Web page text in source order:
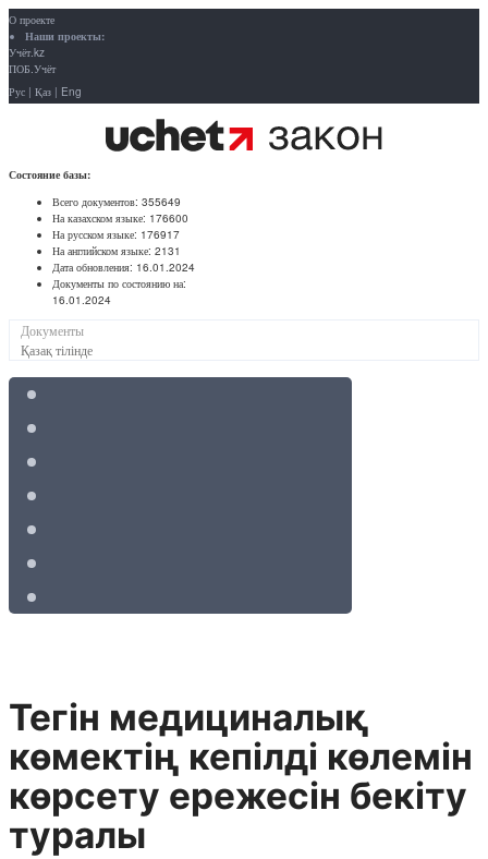
О проекте
Наши проекты:
Учёт.kz
ПОБ.Учёт
Рус | Қаз | Eng
Состояние базы:
Всего документов: 355649
На казахском языке: 176600
На русском языке: 176917
На английском языке: 2131
Дата обновления: 16.01.2024
Документы по состоянию на:
16.01.2024
Документы
Қазақ тілінде
Тегін медициналық
көмектің кепілді көлемін
көрсету ережесін бекіту
туралы